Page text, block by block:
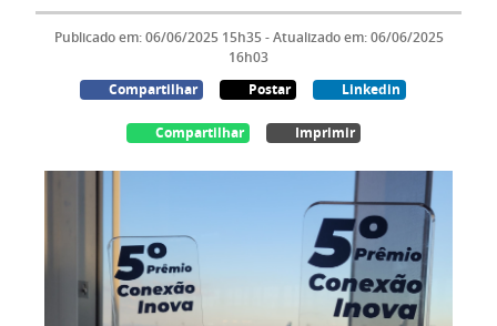
Publicado em: 06/06/2025 15h35 - Atualizado em: 06/06/2025
16h03
Compartilhar
Postar Linkedin
Compartilhar Imprimir